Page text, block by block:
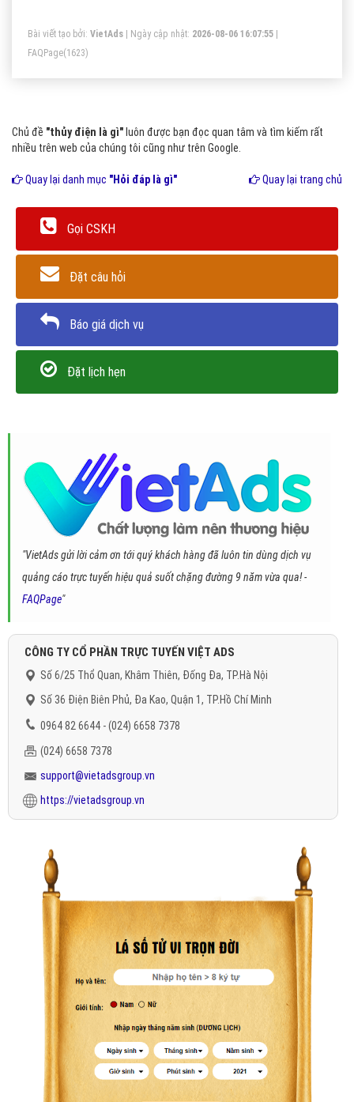
Bài viết tạo bởi: VietAds | Ngày cập nhật: 2026-08-06 16:07:55
FAQPage(1623)
Chủ đề "thủy điện là gì" luôn được bạn đọc quan tâm và tìm kiếm rất
nhiều trên web của chúng tôi cũng như trên Google.
Quay lại danh mục "Hỏi đáp là gì" Quay lại trang chủ
Gọi CSKH
Đặt câu hỏi
Báo giá dịch vụ
Đặt lịch hẹn
"VietAds gửi lời cảm ơn tới quý khách hàng đã luôn tin dùng dịch vụ
quảng cáo trực tuyến hiệu quả suốt chặng đường 9 năm vừa qua! -
FAQPage"
CÔNG TY CỔ PHẦN TRỰC TUYẾN VIỆT ADS
Số 6/25 Thổ Quan, Khâm Thiên, Đống Đa, TP.Hà Nội
Số 36 Điện Biên Phủ, Đa Kao, Quận 1, TP.Hồ Chí Minh
0964 82 6644 - (024) 6658 7378
(024) 6658 7378
support@vietadsgroup.vn
https://vietadsgroup.vn